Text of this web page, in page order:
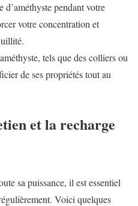
d’améthyste pendant votre
votre concentration et
tels que des colliers ou
de ses propriétés tout au
et la recharge
sa puissance, il est essentiel
Voici quelques